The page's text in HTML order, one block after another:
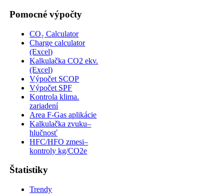
Pomocné výpočty
CO₂ Calculator
Charge calculator
(Excel)
Kalkulačka CO2 ekv.
(Excel)
Výpočet SCOP
Výpočet SPF
Kontrola klima.
zariadení
Area F-Gas aplikácie
Kalkulačka zvuku–
hlučnosť
HFC/HFO zmesi–
kontroly kg/CO2e
Štatistiky
Trendy